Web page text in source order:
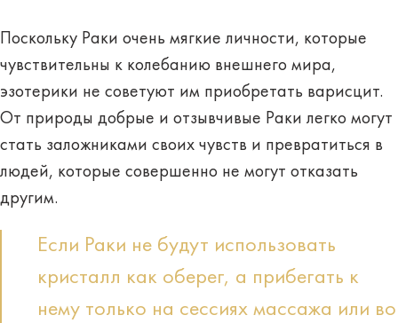
Поскольку Раки очень мягкие личности, которые
чувствительны к колебанию внешнего мира,
эзотерики не советуют им приобретать варисцит.
От природы добрые и отзывчивые Раки легко могут
стать заложниками своих чувств и превратиться в
людей, которые совершенно не могут отказать
другим.
Если Раки не будут использовать
кристалл как оберег, а прибегать к
нему только на сессиях массажа или во